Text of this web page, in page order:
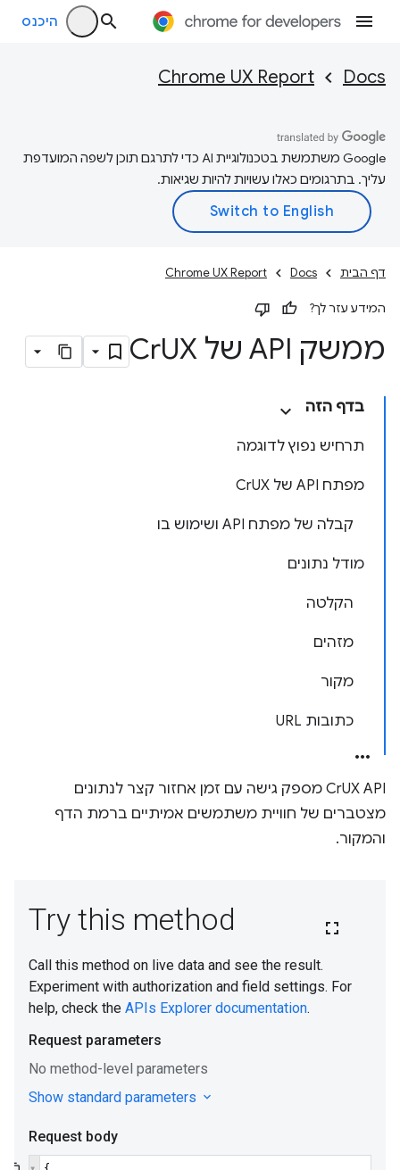
היכנס
Docs
Chrome UX Report
‫Google משתמשת בטכנולוגיית AI כדי לתרגם תוכן לשפה המועדפת
עליך. בתרגומים כאלו עשויות להיות שגיאות.
דף הבית Docs
Chrome UX Report
המידע עזר לך?
ממשק API של Cr UX
בדף הזה
תרחיש נפוץ לדוגמה
מפתח API של CrUX
קבלה של מפתח API ושימוש בו
מודל נתונים
הקלטה
מזהים
מקור
כתובות URL
CrUX API מספק גישה עם זמן אחזור קצר לנתונים
מצטברים של חוויית משתמשים אמיתיים ברמת הדף
והמקור.